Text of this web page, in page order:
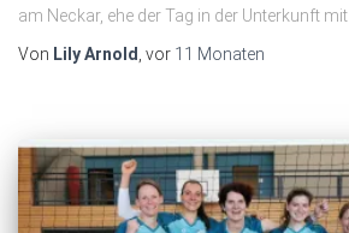
am Neckar, ehe der Tag in der Unterkunft mit
Von Lily Arnold , vor 11 Monaten